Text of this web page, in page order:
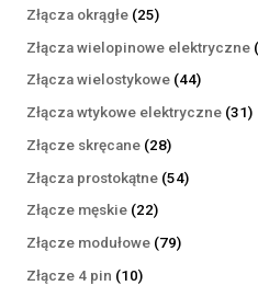
Złącza okrągłe 2525
produktów
Złącza wielopinowe elektryczne
Złącza wielostykowe 4444
produkty
Złącza wtykowe elektryczne 3131
Złącze skręcane 2828
produktów
Złącza prostokątne 5454
Złącze męskie 2222
produkty
Złącze modułowe 7979
Złącze 4 pin 1010